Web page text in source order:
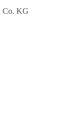
Co. KG